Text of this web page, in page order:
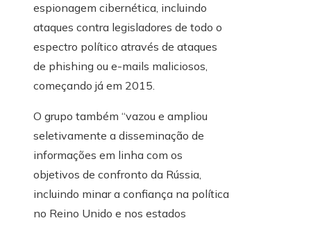
espionagem cibernética, incluindo
ataques contra legisladores de todo o
espectro político através de ataques
de phishing ou e-mails maliciosos,
começando já em 2015.
O grupo também “vazou e ampliou
seletivamente a disseminação de
informações em linha com os
objetivos de confronto da Rússia,
incluindo minar a confiança na política
no Reino Unido e nos estados